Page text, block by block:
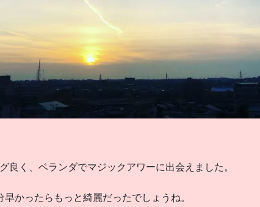
良く、ベランダでマジックアワーに出会えました。
早かったらもっと綺麗だったでしょうね。